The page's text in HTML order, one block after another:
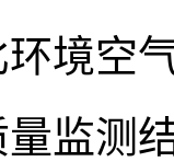
境空
监测